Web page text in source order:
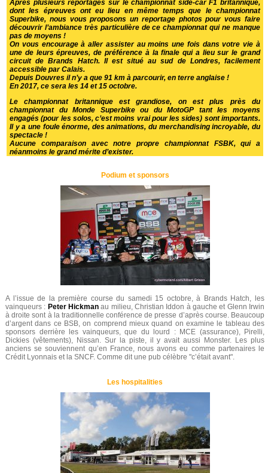
Après plusieurs reportages sur le championnat side-car F1 britannique,
dont les épreuves ont eu lieu en même temps que le championnat
Superbike, nous vous proposons un reportage photos pour vous faire
découvrir l’ambiance très particulière de ce championnat qui ne manque
pas de moyens !
On vous encourage à aller assister au moins une fois dans votre vie à
une de leurs épreuves, de préférence à la finale qui a lieu sur le grand
circuit de Brands Hatch. Il est situé au sud de Londres, facilement
accessible par Calais.
Depuis Douvres il n’y a que 91 km à parcourir, en terre anglaise !
En 2017, ce sera les 14 et 15 octobre.
Le championnat britannique est grandiose, on est plus près du
championnat du Monde Superbike ou du MotoGP tant les moyens
engagés (pour les solos, c’est moins vrai pour les sides) sont importants.
Il y a une foule énorme, des animations, du merchandising incroyable, du
spectacle !
Aucune comparaison avec notre propre championnat FSBK, qui a
néanmoins le grand mérite d’exister.
Podium et sponsors
A l’issue de la première course du samedi 15 octobre, à Brands Hatch, les
vainqueurs : Peter Hickman au milieu, Christian Iddon à gauche et Glenn Irwin
à droite sont à la traditionnelle conférence de presse d’après course. Beaucoup
d’argent dans ce BSB, on comprend mieux quand on examine le tableau des
sponsors derrière les vainqueurs, que du lourd : MCE (assurance), Pirelli,
Dickies (vêtements), Nissan. Sur la piste, il y avait aussi Monster. Les plus
anciens se souviennent qu’en France, nous avons eu comme partenaires le
Crédit Lyonnais et la SNCF. Comme dit une pub célèbre "c’était avant".
Les hospitalities